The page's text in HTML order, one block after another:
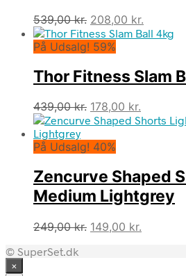
539,00kr. Den
oprindelige
pris
539,00 kr..
208,00 kr.
aktuelle
208,00
På Udsalg! 59%
Thor Fitness Slam
439,00kr. Den
oprindelige
var:
178,00 kr.
aktuelle
På Udsalg! 40%
Zencurve Shaped
Medium Lightgrey
249,00kr. Den
149,00 kr.
© SuperSet.dk
×